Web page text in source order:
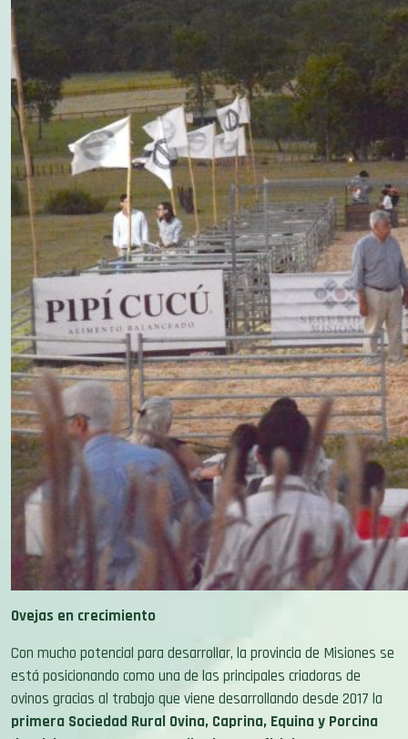
Ovejas en crecimiento
Con mucho potencial para desarrollar, la provincia de Misiones se
está posicionando como una de las principales criadoras de
ovinos gracias al trabajo que viene desarrollando desde 2017 la
primera Sociedad Rural Ovina, Caprina, Equina y Porcina
de Misiones. Con unas20 mil cabezas oficialmente